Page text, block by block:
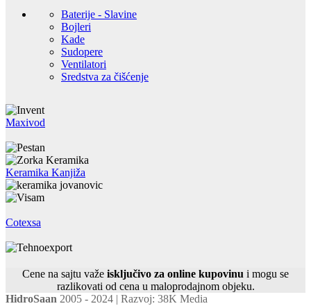
Baterije - Slavine
Bojleri
Kade
Sudopere
Ventilatori
Sredstva za čišćenje
Maxivod
Keramika Kanjiža
Cotexsa
Cene na sajtu važe isključivo za online kupovinu i mogu se
razlikovati od cena u maloprodajnom objeku.
HidroSaan 2005 - 2024 | Razvoj: 38K Media